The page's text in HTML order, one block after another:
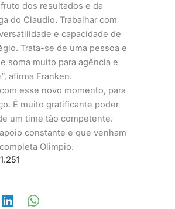
dos resultados e da
do Claudio. Trabalhar com
e capacidade de
Trata-se de uma pessoa e
soma muito para agência e
afirma Franken.
esse novo momento, para
É muito gratificante poder
um time tão competente.
constante e que venham
Olimpio.
1.251